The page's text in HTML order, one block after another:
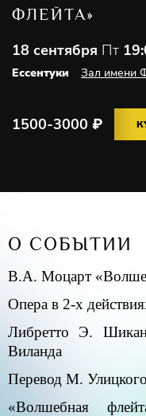
ФЛЕЙТА»
18 сентября Пт
Ессентуки Зал имени
1500-3000 ₽
О СОБЫТИИ
В.А. Моцарт
Опера в 2-х
Либретто Э.
Виланда
Перевод М. Улицкого
«Волшебная